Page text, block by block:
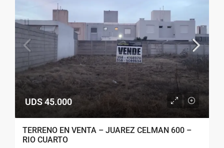
UDS 45.000
TERRENO EN VENTA – JUAREZ CELMAN 600 –
RIO CUARTO